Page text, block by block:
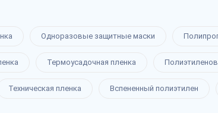
Одноразовые защитные маски
Термоусадочная пленка
Техническая пленка Вспененный полиэтилен